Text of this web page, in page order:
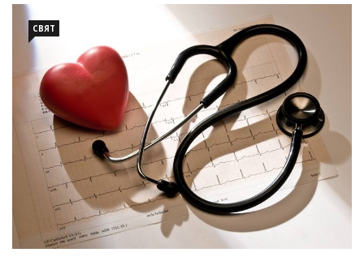
СВЯТ